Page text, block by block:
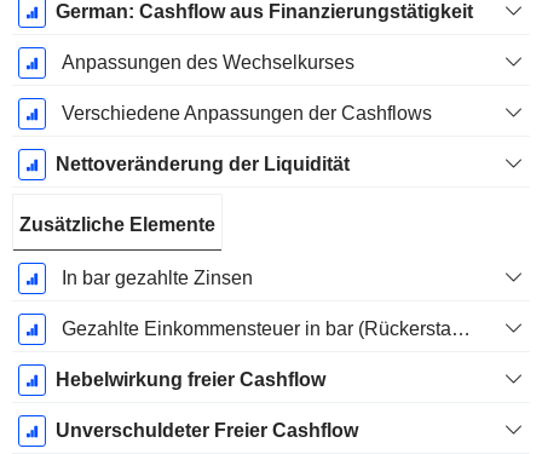
German: Cashflow aus Finanzierungstätigkeit
Anpassungen des Wechselkurses
Verschiedene Anpassungen der Cashflows
Nettoveränderung der Liquidität
Zusätzliche Elemente
In bar gezahlte Zinsen
Gezahlte Einkommensteuer in bar (Rückerstattung)
Hebelwirkung freier Cashflow
Unverschuldeter Freier Cashflow